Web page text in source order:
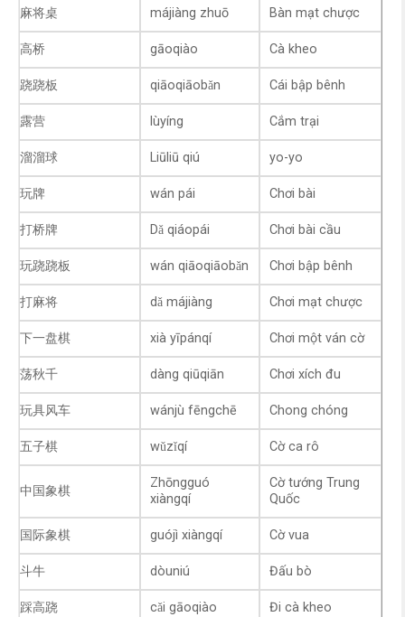
麻将桌 májiàng zhuō Bàn mạt chược
高桥 gāoqiào Cà kheo
跷跷板 qiāoqiāobǎn Cái bập bênh
露营 lùyíng Cắm trại
溜溜球 Liūliū qiú yo-yo
玩牌 wán pái Chơi bài
打桥牌 Dǎ qiáopái Chơi bài cầu
玩跷跷板 wán qiāoqiāobǎn Chơi bập bênh
打麻将 dǎ májiàng Chơi mạt chược
下一盘棋 xià yīpánqí Chơi một ván cờ
荡秋千 dàng qiūqiān Chơi xích đu
玩具风车 wánjù fēngchē Chong chóng
五子棋 wǔzǐqí Cờ ca rô
中国象棋
Zhōngguó
xiàngqí
Cờ tướng Trung
Quốc
国际象棋 guójì xiàngqí Cờ vua
斗牛 dòuniú Đấu bò
踩高跷 cǎi gāoqiào Đi cà kheo